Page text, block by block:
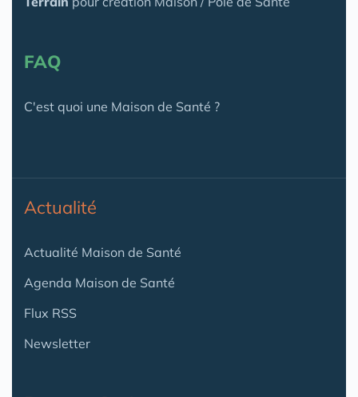
FAQ
C'est quoi une Maison de Santé ?
Actualité
Actualité Maison de Santé
Agenda Maison de Santé
Flux RSS
Newsletter